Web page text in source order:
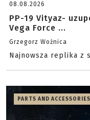
08.08.2026
PP-19 Vityaz-
Vega Force ...
Grzegorz Woźnica
Najnowsza replika z
PARTS AND ACCESSORIES